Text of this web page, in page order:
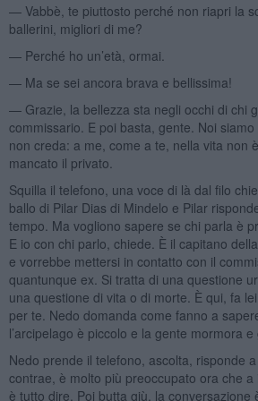
— Vabbè, te piuttosto perché non riapri la
ballerini, migliori di me?
— Perché ho un’età, ormai.
— Ma se sei ancora brava e bellissima!
— Grazie, la bellezza sta negli occhi di chi
commissario. E poi basta, gente. Noi
non creda: a me, come a te, nella vita non
mancato il privato.
Squilla il telefono, una voce di là dal filo
ballo di Pilar Dias di Mindelo e Pilar
tempo. Ma vogliono sapere se chi parla è
E io con chi parlo, chiede. È il capitano
e vorrebbe mettersi in contatto con il
quantunque ex. Si tratta di una questione
una questione di vita o di morte. È qui, fa
per te. Nedo domanda come fanno a
l’arcipelago è piccolo e la gente mormora e
Nedo prende il telefono, ascolta, risponde
contrae, è molto più preoccupato ora che
è tutto dire. Poi butta giù, la conversazione